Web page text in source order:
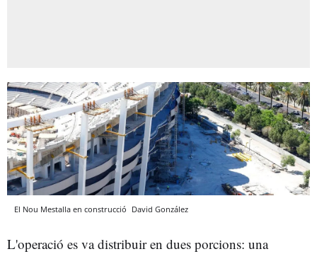
El Nou Mestalla en construcció David González
L'operació es va distribuir en dues porcions: una